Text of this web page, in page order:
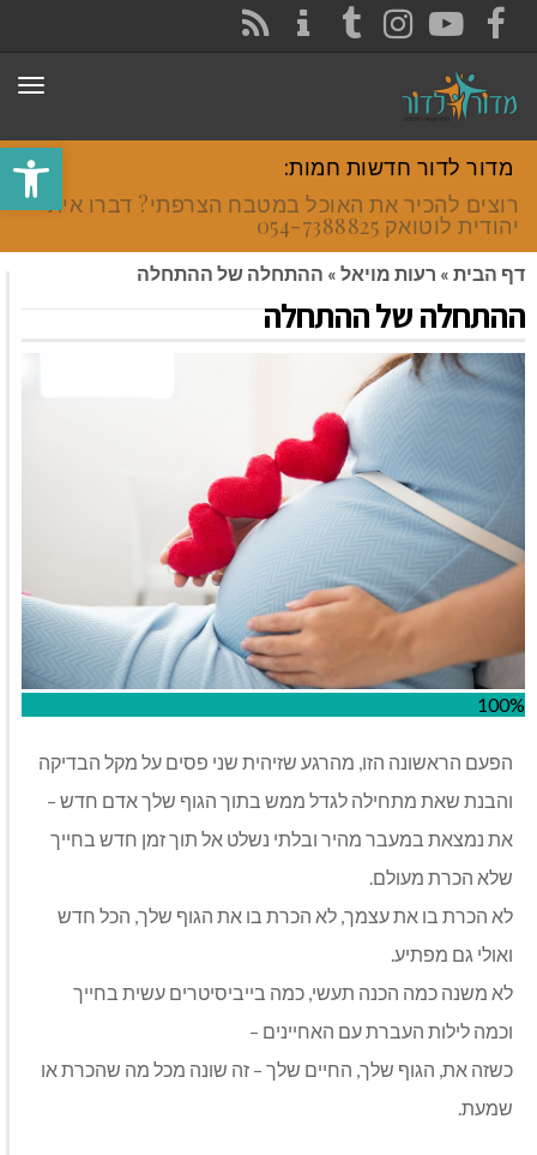
פתח
FACEBOOK
YOUTUBE
INSTAGRAM
TUMBLR
מדור לדור חדשות חמות:
רוצים להכיר את האוכל במטבח הצרפתי? דברו איתי
יהודית לוטואק 054-7388825.
דף הבית » רעות מויאל » ההתחלה של ההתחלה
ההתחלה של ההתחלה
100%
הפעם הראשונה הזו, מהרגע שזיהית שני פסים על מקל הבדיקה
והבנת שאת מתחילה לגדל ממש בתוך הגוף שלך אדם חדש –
את נמצאת במעבר מהיר ובלתי נשלט אל תוך זמן חדש בחייך
שלא הכרת מעולם.
לא הכרת בו את עצמך, לא הכרת בו את הגוף שלך, הכל חדש
ואולי גם מפתיע.
לא משנה כמה הכנה תעשי, כמה בייביסיטרים עשית בחייך
וכמה לילות העברת עם האחיינים –
כשזה את, הגוף שלך, החיים שלך – זה שונה מכל מה שהכרת או
שמעת.